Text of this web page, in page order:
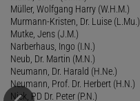
Müller, Wolfgang Harry (W.H.M.)
Murmann-Kristen, Dr. Luise (L.Mu.)
Mutke, Jens (J.M.)
Narberhaus, Ingo (I.N.)
Neub, Dr. Martin (M.N.)
Neumann, Dr. Harald (H.Ne.)
Neumann, Prof. Dr. Herbert (H.N.)
Nick, PD Dr. Peter (P.N.)